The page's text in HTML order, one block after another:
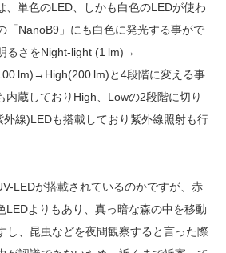
、単色のLED、しかも白色のLEDが使わ
「NanoB9」にも白色に発光する事がで
るさをNight-light (1 lm)→
lm)→High(200 lm)と4段階に変える事
内蔵しておりHigh、Lowの2段階に切り
線)LEDも搭載しており紫外線照射も行
LEDが搭載されているのかですが、赤
LEDよりもあり、真っ暗な森の中を移動
し、昆虫などを夜間観察すると言った際